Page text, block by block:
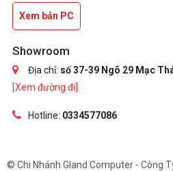
Xem bản PC
Showroom
Địa chỉ: số 37-39 Ngõ 29 Mạc
[Xem đường đi]
Hotline: 0334577086
© Chi Nhánh Gland Computer - Công